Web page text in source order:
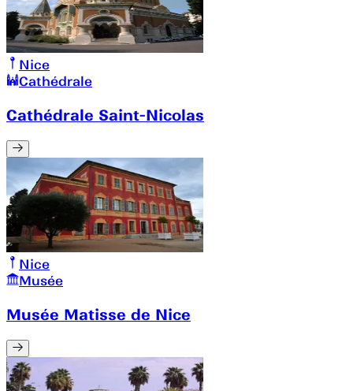
Nice
Cathédrale
Cathédrale Saint-Nicolas
Nice
Musée
Musée Matisse de Nice